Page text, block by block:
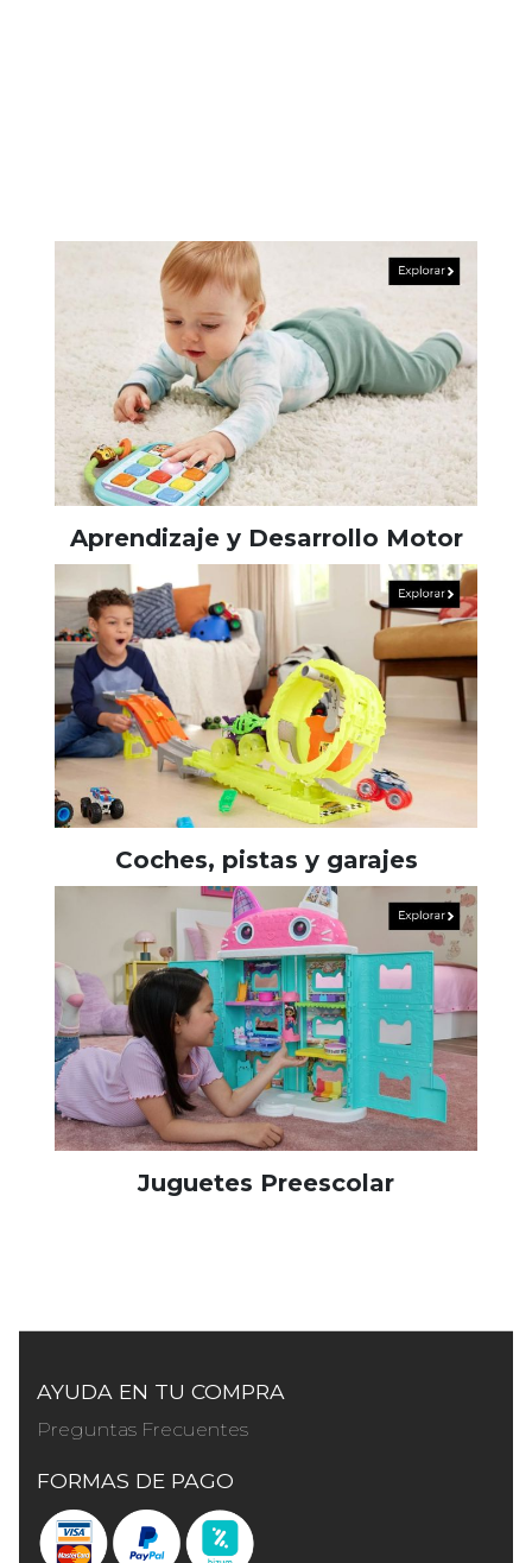
Aprendizaje y Desarrollo Motor
Coches, pistas y garajes
Juguetes Preescolar
AYUDA EN TU COMPRA
Preguntas Frecuentes
FORMAS DE PAGO